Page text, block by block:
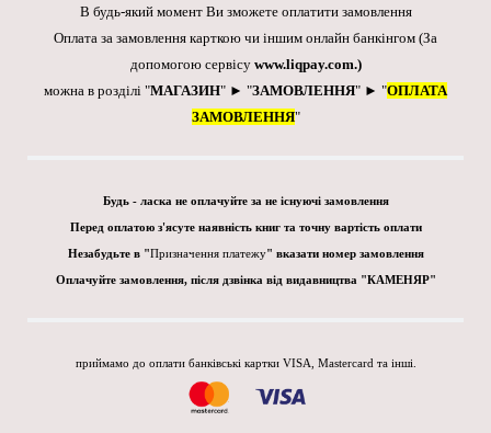
В будь-який момент Ви зможете оплатити замовлення
Оплата за замовлення карткою чи іншим онлайн банкінгом (За
допомогою сервісу www.liqpay.com.)
можна в розділі "МАГАЗИН" ► "ЗАМОВЛЕННЯ" ► "ОПЛАТА
ЗАМОВЛЕННЯ"
Будь - ласка не оплачуйте за не існуючі замовлення
Перед оплатою з'ясуте наявність книг та точну вартість оплати
Незабудьте в "Призначення платежу" вказати номер замовлення
Оплачуйте замовлення, після дзвінка від видавництва "КАМЕНЯР"
приймамо до оплати банківські картки VISA, Mastercard та інші.